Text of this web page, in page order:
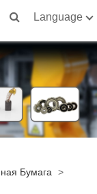
Language
Бумага
>